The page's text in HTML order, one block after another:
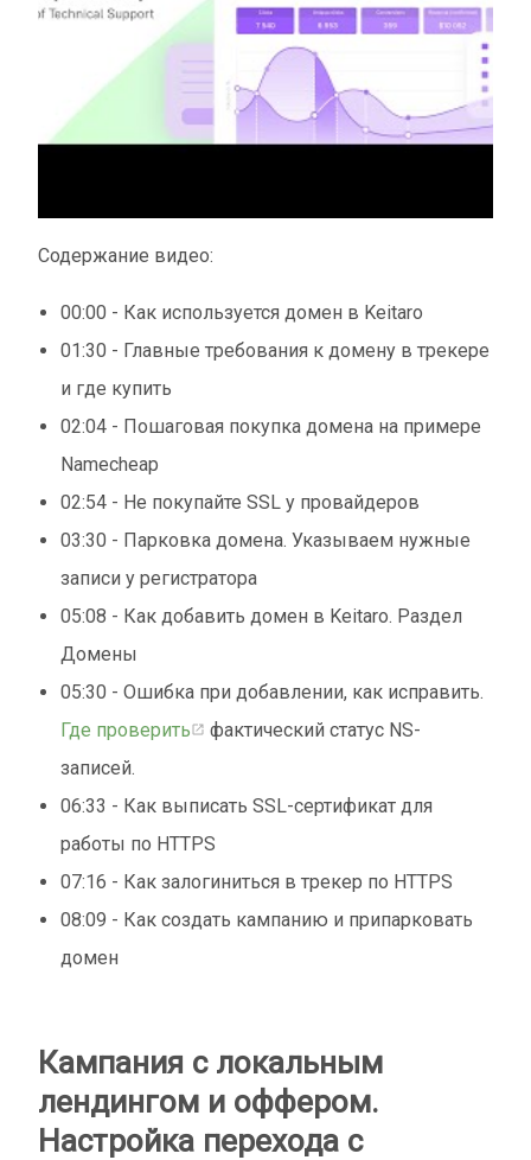
Содержание видео:
00:00 - Как используется домен в Keitaro
01:30 - Главные требования к домену в трекере
и где купить
02:04 - Пошаговая покупка домена на примере
Namecheap
02:54 - Не покупайте SSL у провайдеров
03:30 - Парковка домена. Указываем нужные
записи у регистратора
05:08 - Как добавить домен в Keitaro. Раздел
Домены
05:30 - Ошибка при добавлении, как исправить.
Где проверить
фактический статус NS-
записей.
06:33 - Как выписать SSL-сертификат для
работы по HTTPS
07:16 - Как залогиниться в трекер по HTTPS
08:09 - Как создать кампанию и припарковать
домен
Кампания c локальным
лендингом и оффером.
Настройка перехода с